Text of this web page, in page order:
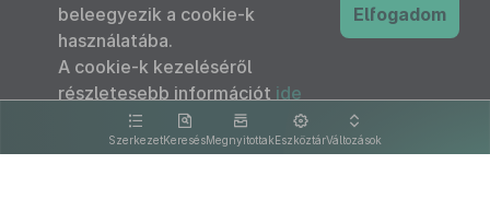
SzerkezetKeresésMegnyitottakEszköztárVáltozások
beleegyezik a cookie-k
használatába.
A cookie-k kezeléséről
részletesebb információt ide
kattintva olvashat.
Elfogadom